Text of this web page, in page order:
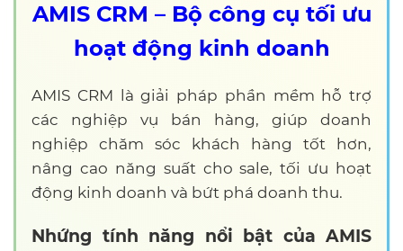
AMIS CRM – Bộ công cụ tối ưu
hoạt động kinh doanh
AMIS CRM là giải pháp phần mềm hỗ trợ
các nghiệp vụ bán hàng, giúp doanh
nghiệp chăm sóc khách hàng tốt hơn,
nâng cao năng suất cho sale, tối ưu hoạt
động kinh doanh và bứt phá doanh thu.
Nhứng tính năng nổi bật của AMIS